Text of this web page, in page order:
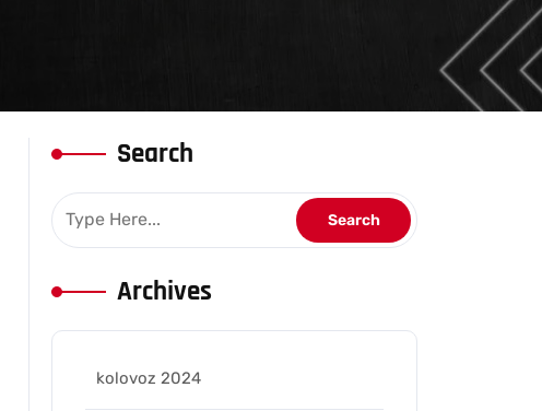
Search
Archives
kolovoz 2024